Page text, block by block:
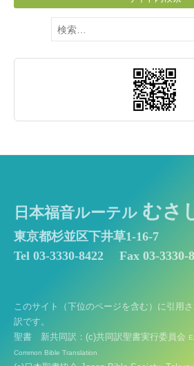
検
索:
日本福音ルーテル むさ
東京都杉並区下井草1-16-7
Tel 03-3330-8422
Fax 03-3330-
このサイト（下位のページを含む）に引用
訳です。
聖書 新共同訳：(c)共同訳聖書実行委員会
Common Bible Translation